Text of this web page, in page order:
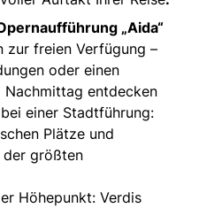
„Aida“
zur freien Verfügung –
oder einen
Nachmittag entdecken
einer Stadtführung:
Plätze und
der größten
Höhepunkt: Verdis